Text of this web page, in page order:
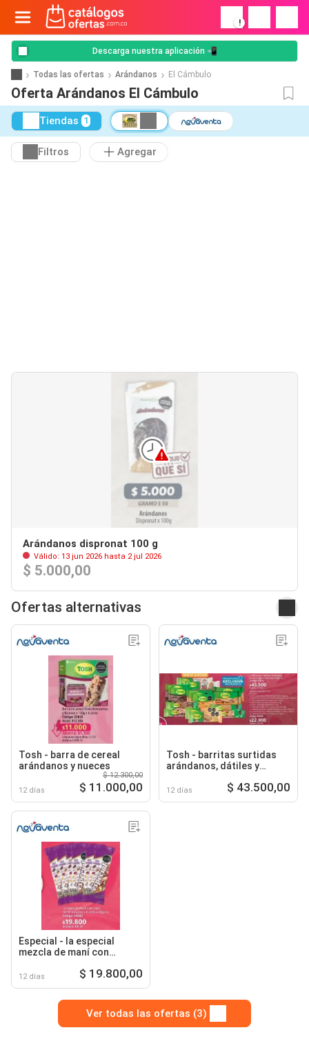
!
Descarga nuestra aplicación 📲
Todas las ofertas Arándanos El Cámbulo
Oferta Arándanos El Cámbulo
Tiendas 1
Filtros Agregar
Arándanos dispronat 100 g
Válido: 13 jun 2026 hasta 2 jul 2026
$ 5.000,00
Ofertas alternativas
Tosh - barra de cereal
arándanos y nueces
12 días
$ 12.300,00
$ 11.000,00
Tosh - barritas surtidas
arándanos, dátiles y
c/u
12 días $ 43.500,00
Especial - la especial
mezcla de maní con
c/u código: 46902
12 días $ 19.800,00
Ver todas las ofertas (3)